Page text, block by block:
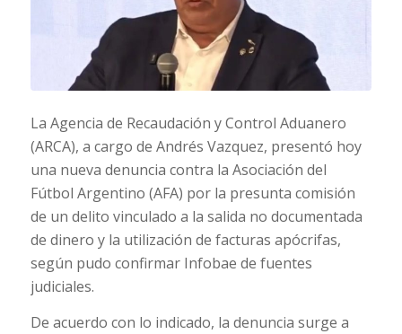
La Agencia de Recaudación y Control Aduanero
(ARCA), a cargo de Andrés Vazquez, presentó hoy
una nueva denuncia contra la Asociación del
Fútbol Argentino (AFA) por la presunta comisión
de un delito vinculado a la salida no documentada
de dinero y la utilización de facturas apócrifas,
según pudo confirmar Infobae de fuentes
judiciales.
De acuerdo con lo indicado, la denuncia surge a